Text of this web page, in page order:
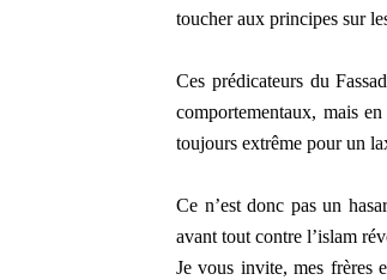
toucher aux principes sur
Ces prédicateurs du
comportementaux, mais
toujours extrême pour un
Ce n’est donc pas un
avant tout contre l’islam
Je vous invite, mes frères